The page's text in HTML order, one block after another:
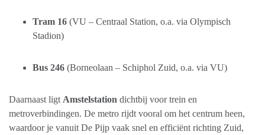
Tram 16 (VU – Centraal Station, o.a. via Olympisch
Stadion)
Bus 246 (Borneolaan – Schiphol Zuid, o.a. via VU)
Daarnaast ligt Amstelstation dichtbij voor trein en
metroverbindingen. De metro rijdt vooral om het centrum heen,
waardoor je vanuit De Pijp vaak snel en efficiënt richting Zuid,